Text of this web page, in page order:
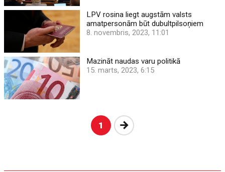
LPV rosina liegt augstām valsts
amatpersonām būt dubultpilsoņiem
8. novembris, 2023, 11:01
Mazināt naudas varu politikā
15. marts, 2023, 6:15
1 Nākošā